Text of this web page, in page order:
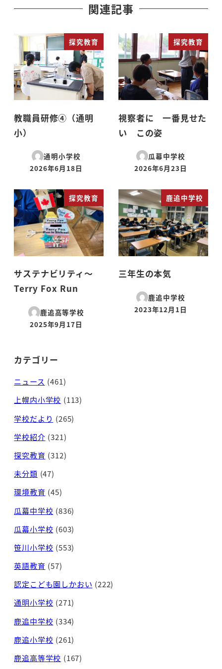
関連記事
探究教育
教職員研修④（通明
小）
通明小学校
投稿日
2026年6月18日
探究教育
視察者に 一番見せた
い この姿
瓜幕中学校
投稿日
2026年6月23日
探究教育
サステナビリティ～
Terry Fox Run
鹿追高等学校
投稿日
2025年9月17日
鹿追中学校
三年生の本気
鹿追中学校
投稿日
2023年12月1日
カテゴリー
ニュース (461)
上幌内小学校 (113)
学校だより (265)
学校紹介 (321)
探究教育 (312)
未分類 (47)
環境教育 (45)
瓜幕中学校 (836)
瓜幕小学校 (603)
笹川小学校 (553)
英語教育 (57)
認定こども園しかおい (222)
通明小学校 (271)
鹿追中学校 (334)
鹿追小学校 (261)
鹿追高等学校 (167)